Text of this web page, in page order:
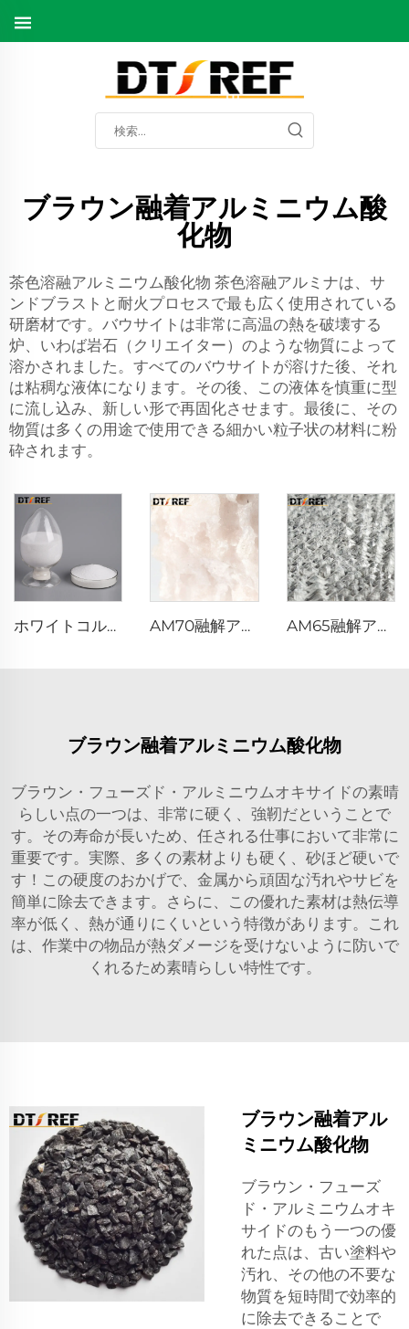
ブラウン融着アルミニウム酸
化物
茶色溶融アルミニウム酸化物 茶色溶融アルミナは、サ
ンドブラストと耐火プロセスで最も広く使用されている
研磨材です。バウサイトは非常に高温の熱を破壊する
炉、いわば岩石（クリエイター）のような物質によって
溶かされました。すべてのバウサイトが溶けた後、それ
は粘稠な液体になります。その後、この液体を慎重に型
に流し込み、新しい形で再固化させます。最後に、その
物質は多くの用途で使用できる細かい粒子状の材料に粉
砕されます。
ホワイトコルンダム粉末 AM70融解アルミナマグネシアスピンエル AM65融解アルミナマグネシアスピンエル
ブラウン融着アルミニウム酸化物
ブラウン・フューズド・アルミニウムオキサイドの素晴
らしい点の一つは、非常に硬く、強靭だということで
す。その寿命が長いため、任される仕事において非常に
重要です。実際、多くの素材よりも硬く、砂ほど硬いで
す！この硬度のおかげで、金属から頑固な汚れやサビを
簡単に除去できます。さらに、この優れた素材は熱伝導
率が低く、熱が通りにくいという特徴があります。これ
は、作業中の物品が熱ダメージを受けないように防いで
くれるため素晴らしい特性です。
ブラウン融着アル
ミニウム酸化物
ブラウン・フューズ
ド・アルミニウムオキ
サイドのもう一つの優
れた点は、古い塗料や
汚れ、その他の不要な
物質を短時間で効率的
に除去できることで